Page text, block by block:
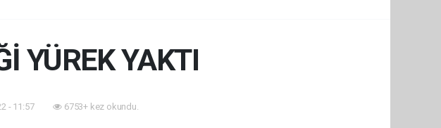
YÜREK YAKTI
- 11:57 6753+ kez okundu.